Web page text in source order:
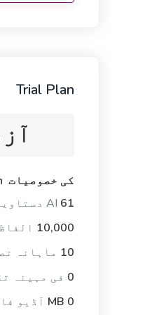
Questions
to Active Voice
your passive
voice sentences.
Trial Plan
کی خصوصیات Trial Plan
61
10,000
10 ماہانہ
0 فی مہینہ
0 MB
آڈیو